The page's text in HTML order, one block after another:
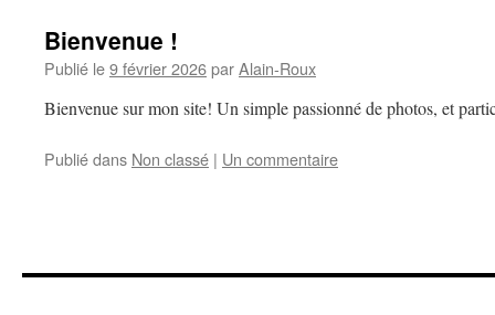
Bienvenue !
Publié le9 février 2026parAlain-Roux
Bienvenue sur mon site! Un simple passionné de photos, et
Publié dans Non classé | Un commentaire